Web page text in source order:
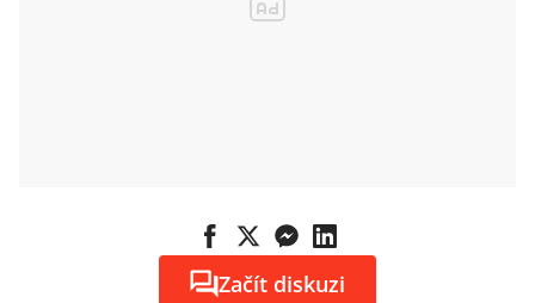
Začít diskuzi